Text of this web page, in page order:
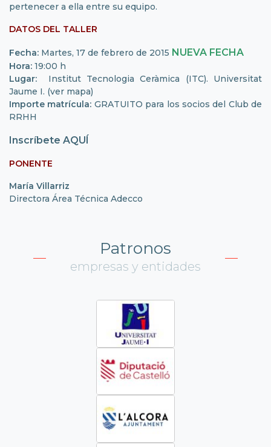
pertenecer a ella entre su equipo.
DATOS DEL TALLER
Fecha: Martes, 17 de febrero de 2015 NUEVA FECHA
Hora: 19:00 h
Lugar: Institut Tecnologia Ceràmica (ITC). Universitat
Jaume I. (ver mapa)
Importe matrícula: GRATUITO para los socios del Club de
RRHH
Inscríbete AQUÍ
PONENTE
María Villarriz
Directora Área Técnica Adecco
Patronos
empresas y entidades